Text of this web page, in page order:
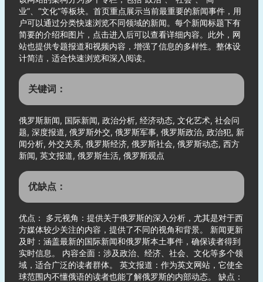
业”、“文化”等板块。首页重点展示当前最重要的新闻事件，用
户可以通过分类快速浏览不同领域的新闻。每个新闻标题下有
简要的介绍和图片，点击进入后可以查看详细内容。此外，网
站也提供专题报道和视频内容，增强了信息的多样性。整体设
计简洁，适合快速浏览和深入阅读。
关键词：
俄罗斯新闻, 国际新闻, 政治分析, 经济动态, 文化艺术, 社会问
题, 深度报道, 俄罗斯外交, 俄罗斯军事, 俄罗斯政治, 政治犯, 新
闻分析, 外交关系, 俄罗斯经济, 俄罗斯社会, 俄罗斯动态, 西方
新闻, 英文报道, 俄罗斯生活, 俄罗斯观点
优缺点：
优点： 多元视角：提供关于俄罗斯的深入分析，尤其是对于西
方媒体较少关注的内容，提供了不同的视角和背景。 新闻更新
及时：涵盖最新的国际新闻和俄罗斯本土事件，确保读者得到
实时信息。 内容全面：涉及政治、经济、社会、文化等多个领
域，适合广泛的读者群体。 英文报道：作为英文网站，它使全
球范围内不懂俄语的读者也能了解俄罗斯的内部动态。 缺点：